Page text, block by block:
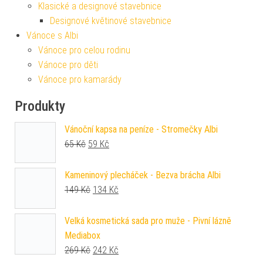
Klasické a designové stavebnice
Designové květinové stavebnice
Vánoce s Albi
Vánoce pro celou rodinu
Vánoce pro děti
Vánoce pro kamarády
Produkty
Vánoční kapsa na peníze - Stromečky Albi
65Kč Původní cena byla: 65 Kč.
59 Kč
Kameninový plecháček - Bezva brácha Albi
149Kč Původní cena byla: 149 Kč.
134 Kč
Velká kosmetická sada pro muže - Pivní lázně
Mediabox
269Kč Původní cena byla: 269 Kč.
242 Kč